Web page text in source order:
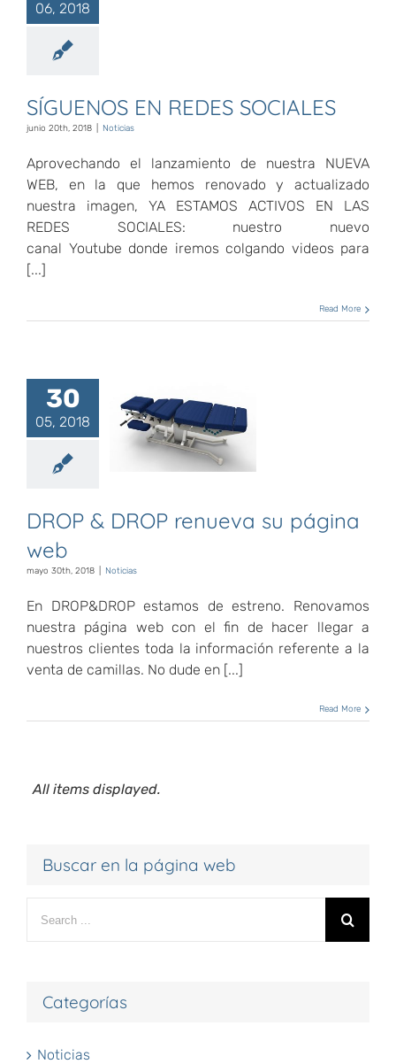
06, 2018
SÍGUENOS EN REDES SOCIALES
junio 20th, 2018 Noticias
Aprovechando el lanzamiento de nuestra NUEVA
WEB, en la que hemos renovado y actualizado
nuestra imagen, YA ESTAMOS ACTIVOS EN LAS
REDES SOCIALES: nuestro nuevo
canal Youtube donde iremos colgando videos para
[...]
Read More
30
05, 2018
DROP &
DROP
renueva su
DROP & DROP renueva su página
web
mayo 30th, 2018 Noticias
En DROP&DROP estamos de estreno. Renovamos
nuestra página web con el fin de hacer llegar a
nuestros clientes toda la información referente a la
venta de camillas. No dude en [...]
Read More
All items displayed.
Buscar en la página web
for:
Categorías
Noticias